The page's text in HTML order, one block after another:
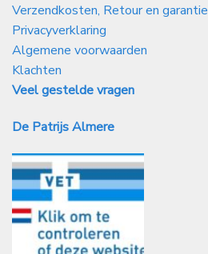
Verzendkosten, Retour en garantie
Privacyverklaring
Algemene voorwaarden
Klachten
Veel gestelde vragen
De Patrijs Almere